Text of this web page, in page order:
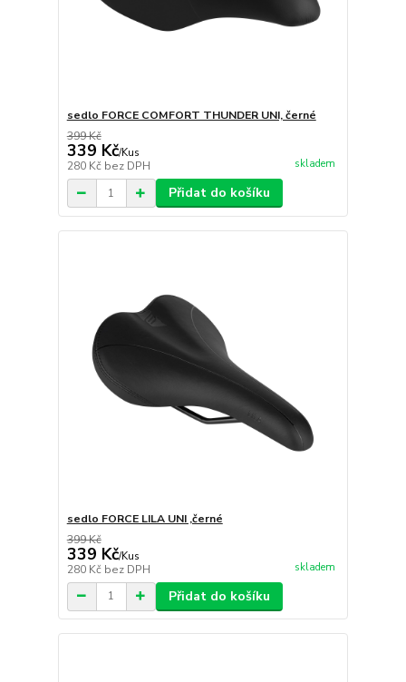
sedlo FORCE COMFORT THUNDER UNI, černé
399 Kč
339 Kč/Kus
280 Kč bez DPH skladem
Přidat do košíku
sedlo FORCE LILA UNI ,černé
399 Kč
339 Kč/Kus
280 Kč bez DPH skladem
Přidat do košíku